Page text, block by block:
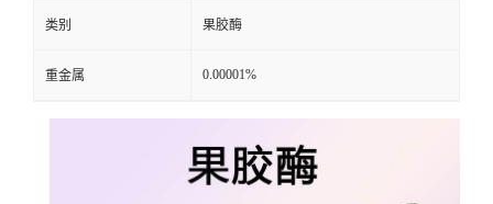
类别 果胶酶
重金属 0.00001%